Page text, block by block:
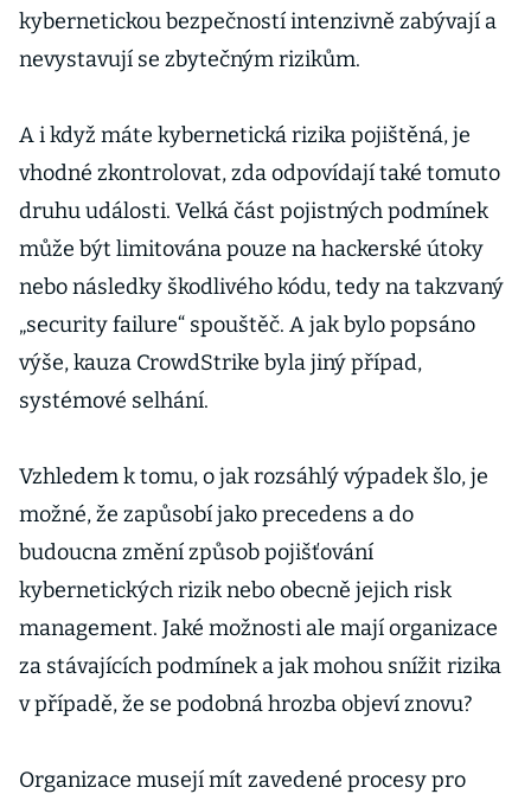
kybernetickou bezpečností intenzivně zabývají a
nevystavují se zbytečným rizikům.
A i když máte kybernetická rizika pojištěná, je
vhodné zkontrolovat, zda odpovídají také tomuto
druhu události. Velká část pojistných podmínek
může být limitována pouze na hackerské útoky
nebo následky škodlivého kódu, tedy na takzvaný
„security failure“ spouštěč. A jak bylo popsáno
výše, kauza CrowdStrike byla jiný případ,
systémové selhání.
Vzhledem k tomu, o jak rozsáhlý výpadek šlo, je
možné, že zapůsobí jako precedens a do
budoucna změní způsob pojišťování
kybernetických rizik nebo obecně jejich risk
management. Jaké možnosti ale mají organizace
za stávajících podmínek a jak mohou snížit rizika
v případě, že se podobná hrozba objeví znovu?
Organizace musejí mít zavedené procesy pro